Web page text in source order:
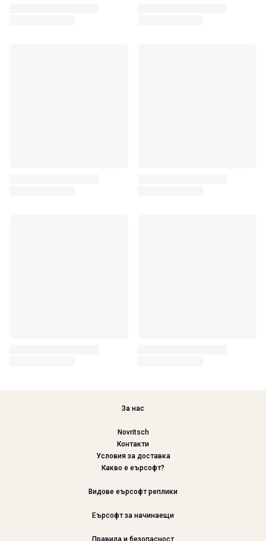
За нас
Novritsch
Контакти
Условия за доставка
Какво е еърсофт?
Видове еърсофт реплики
Еърсофт за начинаещи
Правила и безопасност